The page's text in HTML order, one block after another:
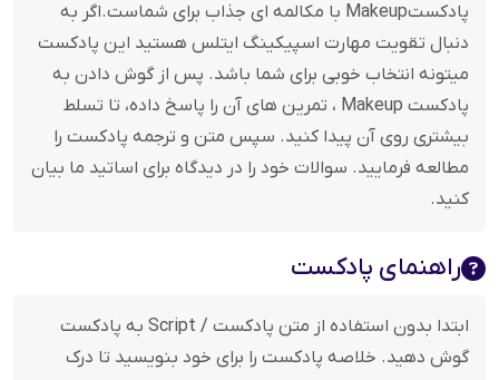
پادکستMakeup با مکالمه ای جذاب برای شماست.اگر به
دنبال تقویت مهارت اسپیکینگ ایتلس هستید این پادکست
میتونه انتخاب خوبی برای شما باشد. پس از گوش دادن به
پادکست Makeup ، تمرین های آن را پاسخ داده، تا تسلط
بیشتری روی آن پیدا کنید. سپس متن و ترجمه پادکست را
مطالعه فرمایید. سوالات خود را در دیدگاه برای اساتید ما بیان
کنید.
راهنمای پادکست
ابتدا بدون استفاده از متن پادکست / Script به پادکست
گوش دهید. خلاصه پادکست را برای خود بنویسید تا درک